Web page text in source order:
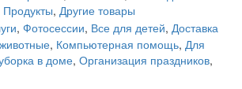
Продукты, Другие товары
, Фотосессии, Все для детей, Доставка
, Компьютерная помощь, Для
в доме, Организация праздников,